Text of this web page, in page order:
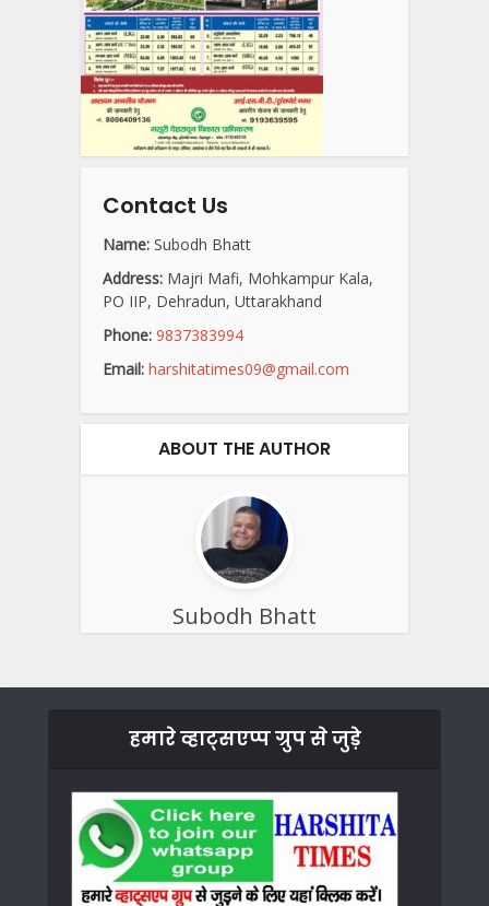
Contact Us
Name: Subodh Bhatt
Address: Majri Mafi, Mohkampur Kala,
PO IIP, Dehradun, Uttarakhand
Phone: 9837383994
Email: harshitatimes09@gmail.com
ABOUT THE AUTHOR
Subodh Bhatt
हमारे व्हाट्सएप्प ग्रुप से जुड़े